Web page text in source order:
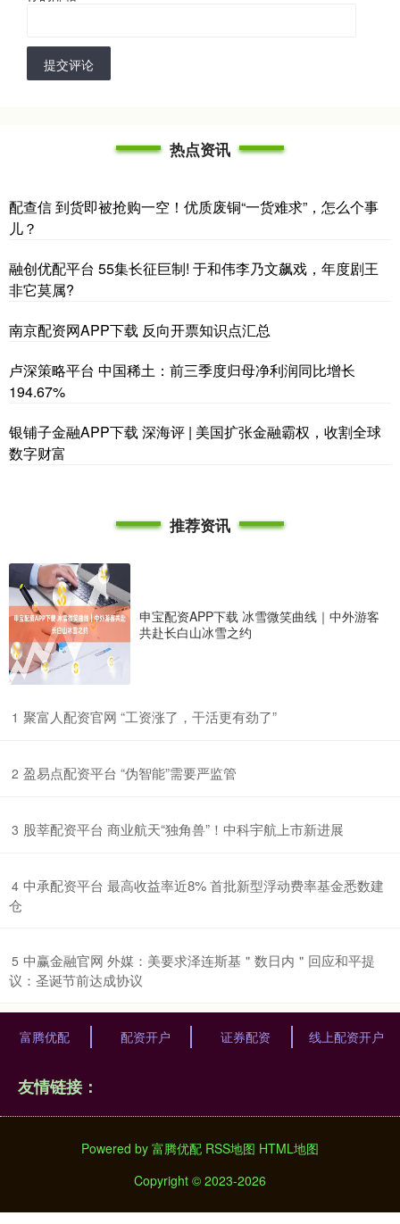
提交评论
热点资讯
配查信 到货即被抢购一空！优质废铜“一货难求”，怎么个事
儿？
融创优配平台 55集长征巨制! 于和伟李乃文飙戏，年度剧王
非它莫属?
南京配资网APP下载 反向开票知识点汇总
卢深策略平台 中国稀土：前三季度归母净利润同比增长
194.67%
银铺子金融APP下载 深海评 | 美国扩张金融霸权，收割全球
数字财富
推荐资讯
申宝配资APP下载 冰雪微笑曲线｜中外游客
共赴长白山冰雪之约
1 ​聚富人配资官网 “工资涨了，干活更有劲了”
2 ​盈易点配资平台 “伪智能”需要严监管
3 ​股莘配资平台 商业航天“独角兽”！中科宇航上市新进展
4 ​中承配资平台 最高收益率近8% 首批新型浮动费率基金悉数建
仓
5 ​中赢金融官网 外媒：美要求泽连斯基＂数日内＂回应和平提
议：圣诞节前达成协议
富腾优配 配资开户 证券配资 线上配资开户
友情链接：
Powered by 富腾优配 RSS地图 HTML地图
Copyright © 2023-2026